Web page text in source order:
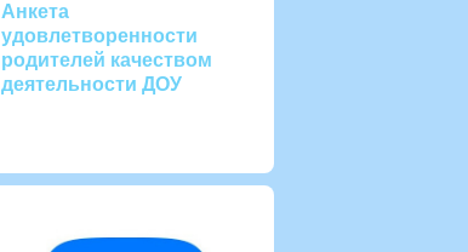
Анкета
удовлетворенности
родителей качеством
деятельности ДОУ